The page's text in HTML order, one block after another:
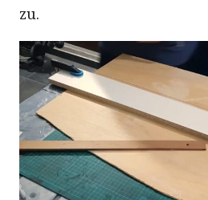
zu.